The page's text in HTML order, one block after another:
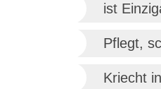
ist
Pflegt,
Kriecht